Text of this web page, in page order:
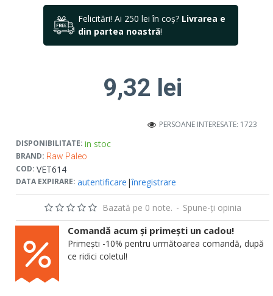
Felicitări! Ai 250 lei în coș? Livrarea e
din partea noastră!
DISPONIBILITATE: in stoc
BRAND: Raw Paleo
COD: VET614
DATA EXPIRARE: autentificare |înregistrare
PERSOANE INTERESATE: 1723
Bazată pe 0 note. - Spune-ţi opinia
9,32 lei
Comandă acum și primești un cadou!
Primești -10% pentru următoarea comandă, după
ce ridici coletul!